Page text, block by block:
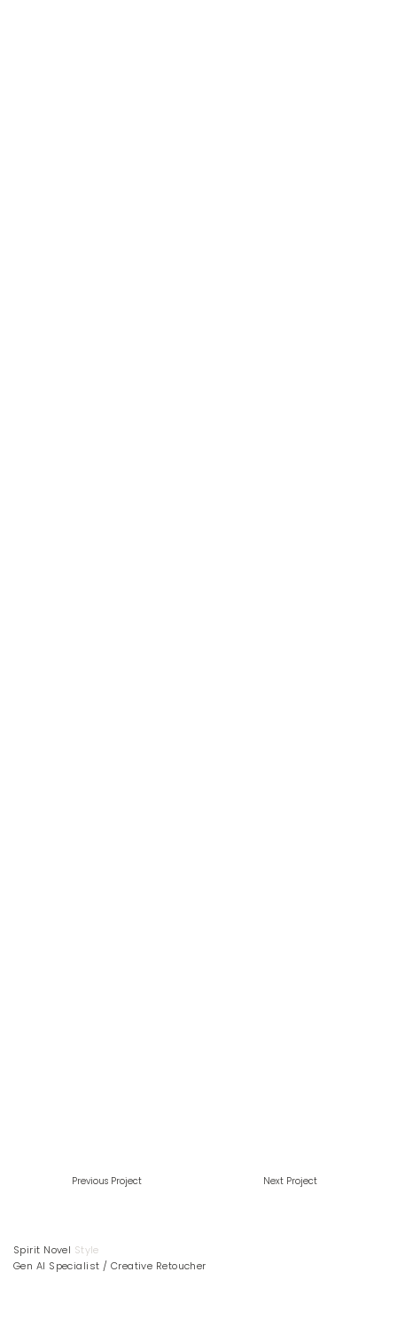
Previous Project Next Project
Spirit Novel Style
Gen AI Specialist / Creative Retoucher